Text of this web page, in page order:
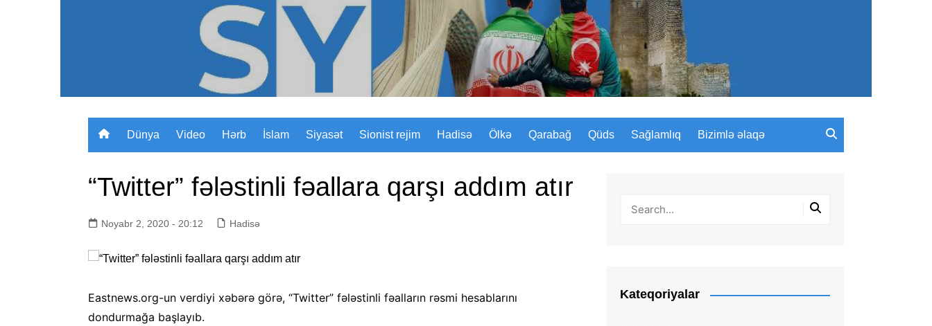
Sizinyol.org
Dünya Video Hərb İslam Siyasət Sionist rejim Hadisə Ölkə Qarabağ Qüds Sağlamlıq Bizimlə əlaqə
“Twitter” fələstinli fəallara qarşı addım atır
Noyabr 2, 2020 - 20:12 Hadisə
Eastnews.org-un verdiyi xəbərə görə, “Twitter” fələstinli fəalların rəsmi hesablarını
dondurmağa başlayıb.
Kateqoriyalar